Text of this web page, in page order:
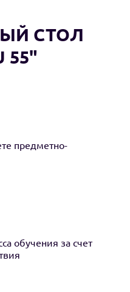
СТОЛ
55"
предметно-
обучения за счет